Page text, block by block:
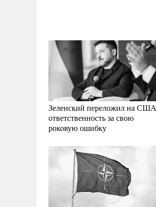
Зеленский переложил на США
ответственность за свою
роковую ошибку